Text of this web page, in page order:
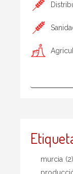
murcia (2)